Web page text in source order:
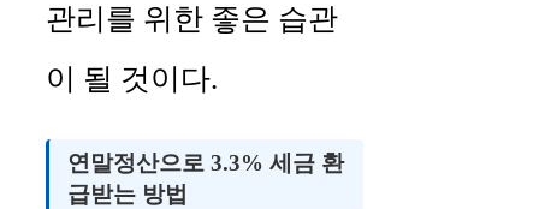
관리를 위한 좋은 습관
이 될 것이다.
연말정산으로 3.3% 세금 환
급받는 방법